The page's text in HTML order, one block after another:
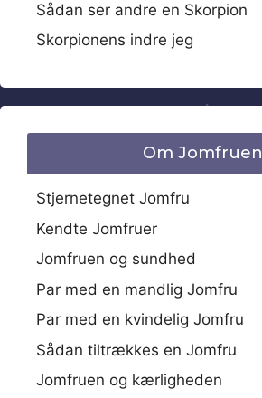
Sådan ser andre en Skorpion
Skorpionens indre jeg
Om Jomfruen
Stjernetegnet Jomfru
Kendte Jomfruer
Jomfruen og sundhed
Par med en mandlig Jomfru
Par med en kvindelig Jomfru
Sådan tiltrækkes en Jomfru
Jomfruen og kærligheden